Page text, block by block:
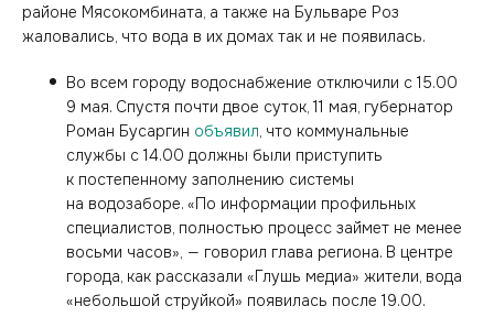
районе Мясокомбината, а также на Бульваре Роз
жаловались, что вода в их домах так и не появилась.
Во всем городу водоснабжение отключили с 15.00
9 мая. Спустя почти двое суток, 11 мая, губернатор
Роман Бусаргин объявил , что коммунальные
службы с 14.00 должны были приступить
к постепенному заполнению системы
на водозаборе. «По информации профильных
специалистов, полностью процесс займет не менее
восьми часов», — говорил глава региона. В центре
города, как рассказали «Глушь медиа» жители, вода
«небольшой струйкой» появилась после 19.00.